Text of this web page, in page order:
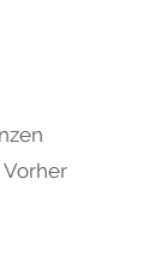
Vorher